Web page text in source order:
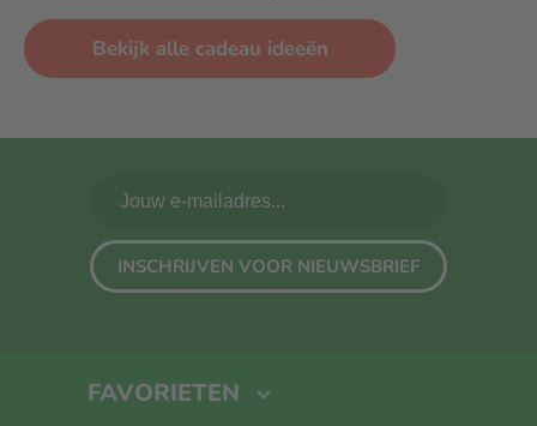
Bekijk alle cadeau ideeën
INSCHRIJVEN VOOR NIEUWSBRIEF
FAVORIETEN